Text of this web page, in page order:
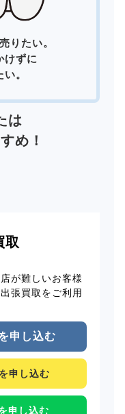
りたい。
けずに
。
は
め！
取
が難しいお客様
張買取をご利用
申し込む
申し込む
申し込む